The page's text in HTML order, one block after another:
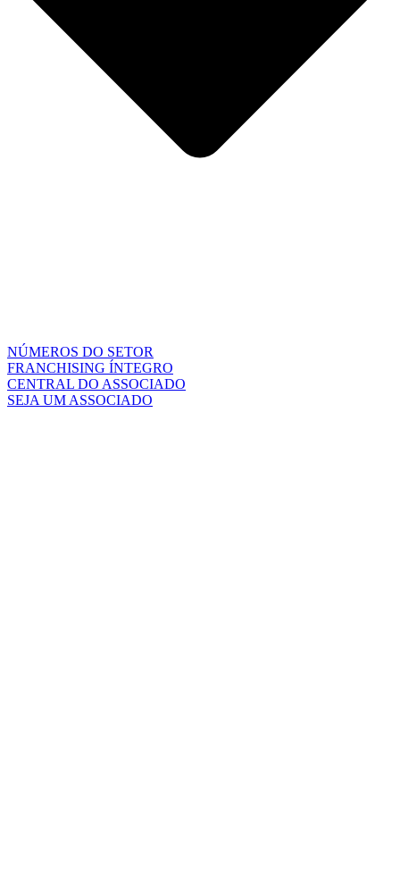
NÚMEROS DO SETOR
FRANCHISING ÍNTEGRO
CENTRAL DO ASSOCIADO
SEJA UM ASSOCIADO